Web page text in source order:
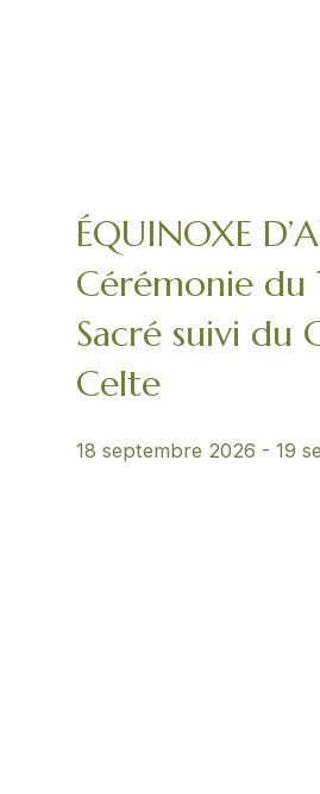
ÉQUINOXE
Cérémonie du
Sacré suivi du
Celte
18 septembre 2026 -19